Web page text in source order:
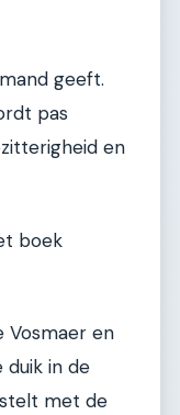
geeft.
pas
en
boek
Vosmaer en
duik in de
met de